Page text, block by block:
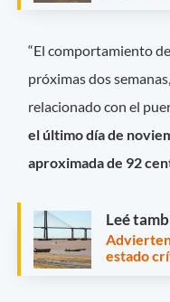
“El comportamiento
próximas dos
relacionado con el
el último día de
aproximada de 92
Leé
estado